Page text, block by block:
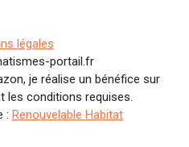
légales
portail.fr
je réalise un bénéfice sur
les conditions requises.
: Renouvelable Habitat